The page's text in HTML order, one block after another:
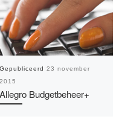
Gepubliceerd 23 november
2015
Allegro Budgetbeheer+